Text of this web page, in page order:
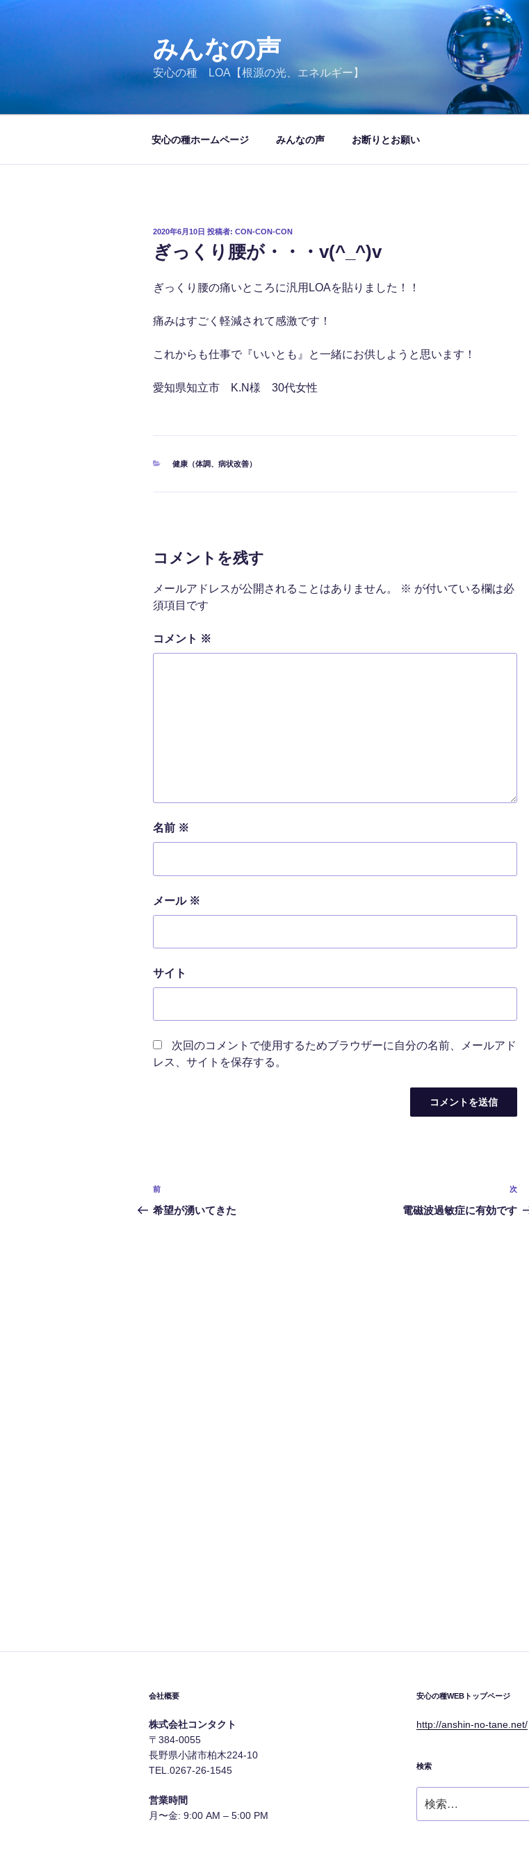
みんなの声
安心の種 LOA【根源の光、エネルギー】
安心の種ホームページ みんなの声 お断りとお願い
投
日:
2020年6月10日 投稿者: CON-CON-CON
ぎっくり腰が・・・v(^_^)v
ぎっくり腰の痛いところに汎用LOAを貼りました！！
痛みはすごく軽減されて感激です！
これからも仕事で『いいとも』と一緒にお供しようと思います！
愛知県知立市 K.N様 30代女性
カ
健康（体調、病状改善）
コメントを残す
メールアドレスが公開されることはありません。 ※ が付いている欄は必
須項目です
コメント ※
名前 ※
メール ※
サイト
次回のコメントで使用するためブラウザーに自分の名前、メールアド
レス、サイトを保存する。
投
稿
前
の
前
希望が湧いてきた
次
の
次
電磁波過敏症に有効です
会社概要
株式会社コンタクト
〒384-0055
長野県小諸市柏木224-10
TEL.0267-26-1545
営業時間
月〜金: 9:00 AM – 5:00 PM
安心の種WEBトップページ
http://anshin-no-tane.net/
検索
索: